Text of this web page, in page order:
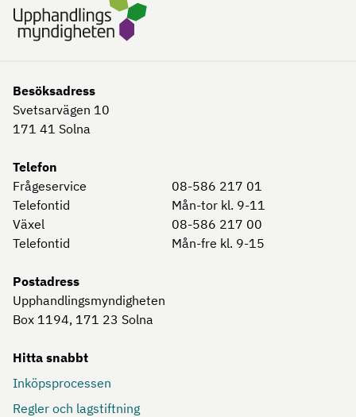
Besöksadress
Svetsarvägen 10
171 41 Solna
Telefon
Frågeservice
08-586 217 01
Telefontid
Mån-tor kl. 9-11
Växel
08-586 217 00
Telefontid
Mån-fre kl. 9-15
Postadress
Upphandlingsmyndigheten
Box 1194, 171 23 Solna
Hitta snabbt
Inköpsprocessen
Regler och lagstiftning